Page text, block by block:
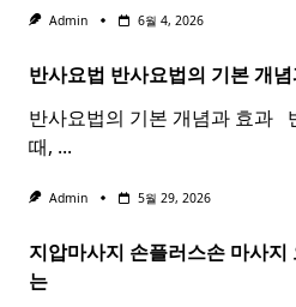
Admin 6월 4, 2026
반사요법 반사요법의 기본 개념
반사요법의 기본 개념과 효과
때, ...
Admin 5월 29, 2026
지압마사지 손플러스손 마사지
는